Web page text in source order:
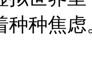
种种焦虑